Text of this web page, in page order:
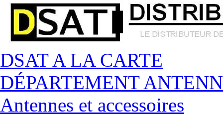
DSAT A LA CARTE
DÉPARTEMENT
Antennes et accessoires